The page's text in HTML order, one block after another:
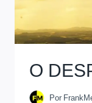
O
Por